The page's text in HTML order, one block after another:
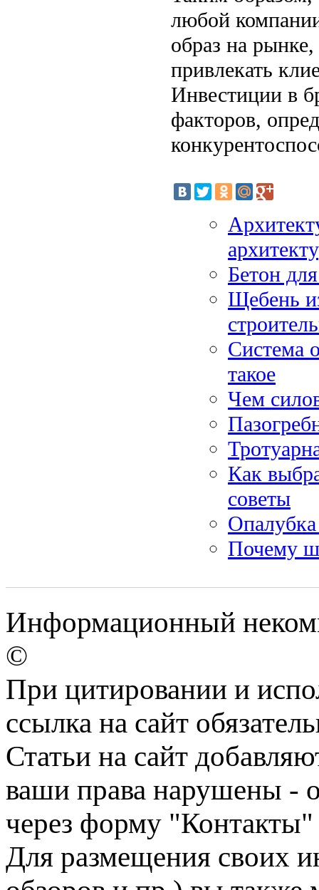
любой
образ на рынке,
привлекать
Инвестиции в
факторов,
Бетон
Щебень
Система
такое
Чем
Как
советы
Опалубка
Почему
Информационный
©
При цитировании и
ссылка на сайт
Статьи на сайт
ваши права нарушены -
через форму "Контакты"
Для размещения своих